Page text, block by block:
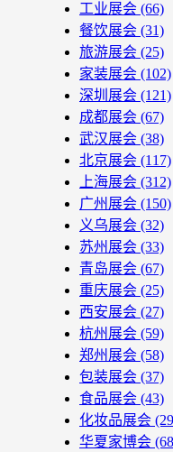
工业展会 (66)
餐饮展会 (31)
旅游展会 (25)
家装展会 (102)
深圳展会 (121)
成都展会 (67)
武汉展会 (38)
北京展会 (117)
上海展会 (312)
广州展会 (150)
义乌展会 (32)
苏州展会 (33)
青岛展会 (67)
重庆展会 (25)
西安展会 (27)
杭州展会 (59)
郑州展会 (58)
包装展会 (37)
食品展会 (43)
化妆品展会
华夏家博会